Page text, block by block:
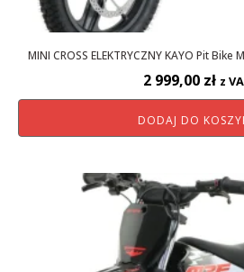
MINI CROSS ELEKTRYCZNY KAYO Pit Bike
2 999,00 zł z
DODAJ DO